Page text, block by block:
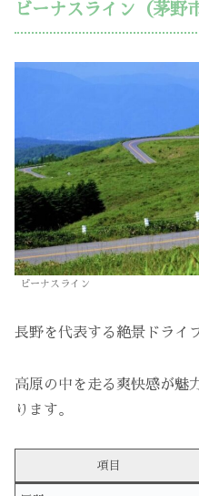
ビーナスライン（茅野
ビーナスライン
長野を代表する絶景ドライ
高原の中を走る爽快感が魅
ります。
項目